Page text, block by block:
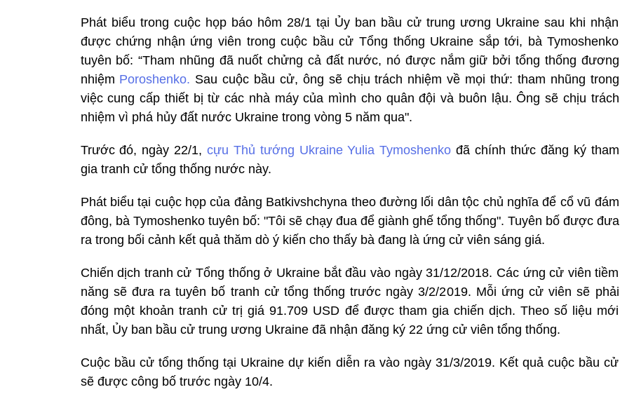
Phát biểu trong cuộc họp báo hôm 28/1 tại Ủy ban bầu cử trung ương Ukraine sau khi nhận
được chứng nhận ứng viên trong cuộc bầu cử Tổng thống Ukraine sắp tới, bà Tymoshenko
tuyên bố: “Tham nhũng đã nuốt chửng cả đất nước, nó được nắm giữ bởi tổng thống đương
nhiệm Poroshenko. Sau cuộc bầu cử, ông sẽ chịu trách nhiệm về mọi thứ: tham nhũng trong
việc cung cấp thiết bị từ các nhà máy của mình cho quân đội và buôn lậu. Ông sẽ chịu trách
nhiệm vì phá hủy đất nước Ukraine trong vòng 5 năm qua".
Trước đó, ngày 22/1, cựu Thủ tướng Ukraine Yulia Tymoshenko đã chính thức đăng ký tham
gia tranh cử tổng thống nước này.
Phát biểu tại cuộc họp của đảng Batkivshchyna theo đường lối dân tộc chủ nghĩa để cổ vũ đám
đông, bà Tymoshenko tuyên bố: "Tôi sẽ chạy đua để giành ghế tổng thống". Tuyên bố được đưa
ra trong bối cảnh kết quả thăm dò ý kiến cho thấy bà đang là ứng cử viên sáng giá.
Chiến dịch tranh cử Tổng thống ở Ukraine bắt đầu vào ngày 31/12/2018. Các ứng cử viên tiềm
năng sẽ đưa ra tuyên bố tranh cử tổng thống trước ngày 3/2/2019. Mỗi ứng cử viên sẽ phải
đóng một khoản tranh cử trị giá 91.709 USD để được tham gia chiến dịch. Theo số liệu mới
nhất, Ủy ban bầu cử trung ương Ukraine đã nhận đăng ký 22 ứng cử viên tổng thống.
Cuộc bầu cử tổng thống tại Ukraine dự kiến diễn ra vào ngày 31/3/2019. Kết quả cuộc bầu cử
sẽ được công bố trước ngày 10/4.